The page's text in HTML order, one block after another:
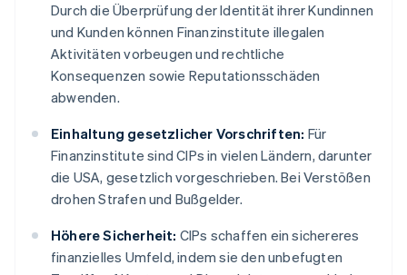
Durch die Überprüfung der Identität ihrer Kundinnen
und Kunden können Finanzinstitute illegalen
Aktivitäten vorbeugen und rechtliche
Konsequenzen sowie Reputationsschäden
abwenden.
Einhaltung gesetzlicher Vorschriften: Für
Finanzinstitute sind CIPs in vielen Ländern, darunter
die USA, gesetzlich vorgeschrieben. Bei Verstößen
drohen Strafen und Bußgelder.
Höhere Sicherheit: CIPs schaffen ein sichereres
finanzielles Umfeld, indem sie den unbefugten